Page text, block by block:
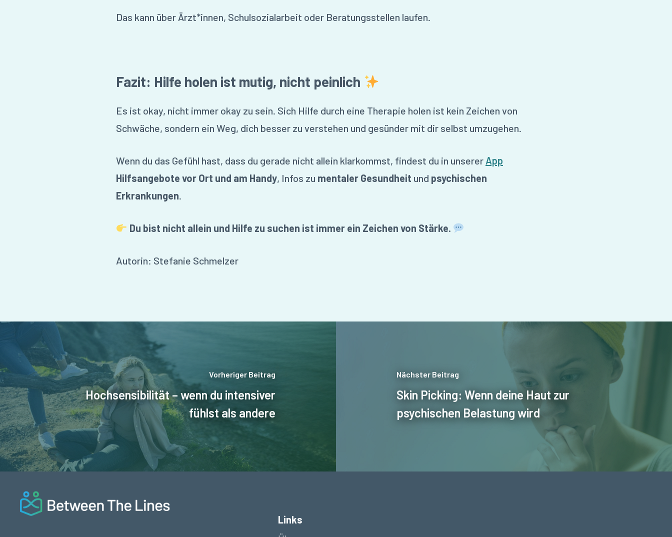
Das kann über Ärzt*innen, Schulsozialarbeit oder Beratungsstellen laufen.
Fazit: Hilfe holen ist mutig, nicht peinlich
Es ist okay, nicht immer okay zu sein. Sich Hilfe durch eine Therapie holen ist kein Zeichen von
Schwäche, sondern ein Weg, dich besser zu verstehen und gesünder mit dir selbst umzugehen.
Wenn du das Gefühl hast, dass du gerade nicht allein klarkommst, findest du in unserer App
Hilfsangebote vor Ort und am Handy, Infos zu mentaler Gesundheit und psychischen
Erkrankungen.
Du bist nicht allein und Hilfe zu suchen ist immer ein Zeichen von Stärke.
Autorin: Stefanie Schmelzer
Vorheriger Beitrag
Hochsensibilität – wenn du intensiver
fühlst als andere
Nächster Beitrag
Skin Picking: Wenn deine Haut zur
psychischen Belastung wird
Links